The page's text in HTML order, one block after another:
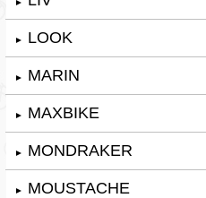
► LOOK
► MARIN
► MAXBIKE
► MONDRAKER
► MOUSTACHE